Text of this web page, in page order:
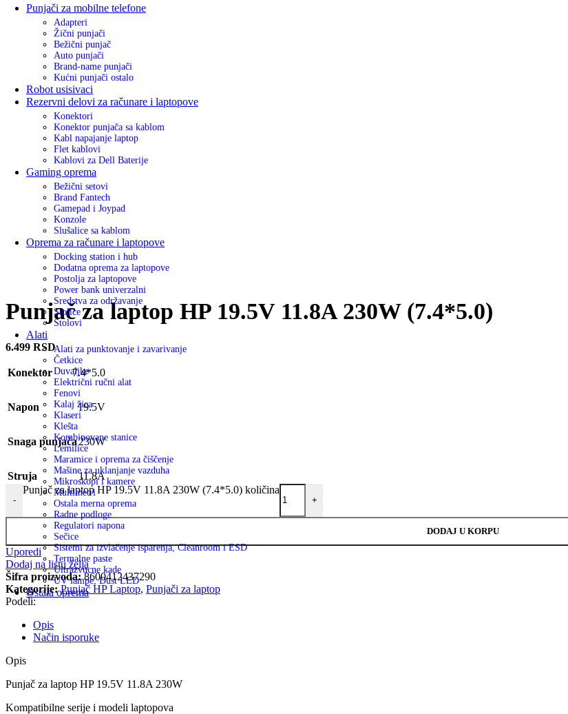
Punjači za mobilne telefone
Adapteri
Žični punjači
Bežični punjač
Auto punjači
Brand-name punjači
Kućni punjači ostalo
Robot usisivaci
Rezervni delovi za računare i laptopove
Konektori
Konektor punjača sa kablom
Kabl napajanje laptop
Flet kablovi
Kablovi za Dell Baterije
Gaming oprema
Bežični setovi
Brand Fantech
Gamepad i Joypad
Konzole
Slušalice sa kablom
Oprema za računare i laptopove
Docking station i hub
Dodatna oprema za laptopove
Postolja za laptopove
Power bank univerzalni
Sredstva za održavanje
Stolice
Stolovi
Alati
Alati za punktovanje i zavarivanje
Četkice
Duvaljke
Električni ručni alat
Fenovi
Kalaj žica
Klaseri
Klešta
Kombinovane stanice
Lemilice
Maramice i oprema za čiščenje
Mašine za uklanjanje vazduha
Mikroskopi i kamere
Multimetri
Ostala merna oprema
Radne podloge
Regulatori napona
Sečice
Sistemi za izvlačenje isparenja, Cleanroom i ESD
Termalne paste
Ultrazvucne kade
UV lampe, Dust LED
Ostala oprema
Punjač za laptop HP 19.5V 11.8A 230W (7.4*5.0)
6.499 RSD
Konektor 7.4*5.0
Napon 19.5V
Snaga punjača230W
Struja 11.8A
-
Punjač za laptop HP 19.5V 11.8A 230W (7.4*5.0) količina
+
DODAJ U KORPU
Uporedi
Dodaj na listu želja
Šifra proizvoda:8600412437290
Kategorije: Punjač HP Laptop, Punjači za laptop
Podeli:
Opis
Način isporuke
Opis
Punjač za laptop HP 19.5V 11.8A 230W
Kompatibilne serije i modeli laptopova